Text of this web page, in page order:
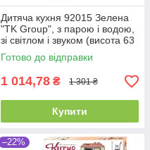
Дитяча кухня 92015 Зелена
"TK Group", з парою і водою,
зі світлом і звуком (висота 63
см)
Готово до відправки
1 014,78 ₴ 1 301 ₴
Купити
–22%